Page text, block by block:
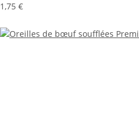
1,75 €